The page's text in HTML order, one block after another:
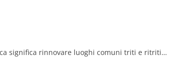
significa rinnovare luoghi comuni triti e ritriti…